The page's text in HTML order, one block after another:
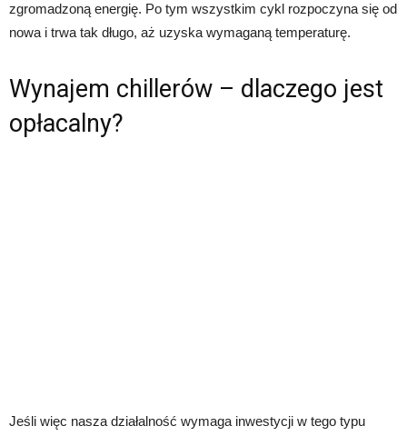
zgromadzoną energię. Po tym wszystkim cykl rozpoczyna się od
nowa i trwa tak długo, aż uzyska wymaganą temperaturę.
Wynajem chillerów – dlaczego jest
opłacalny?
Jeśli więc nasza działalność wymaga inwestycji w tego typu